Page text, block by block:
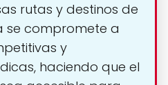
rutas y destinos de
se compromete a
y
haciendo que el